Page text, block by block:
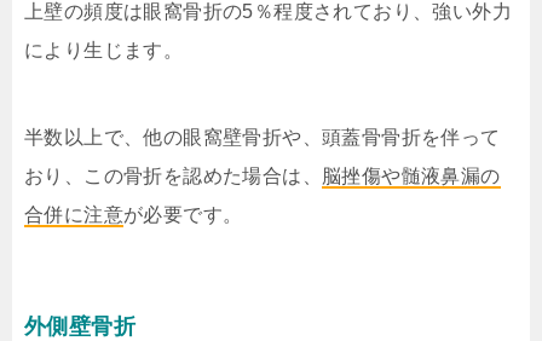
上壁の頻度は眼窩骨折の5％程度されており、強い外力
により生じます。
半数以上で、他の眼窩壁骨折や、頭蓋骨骨折を伴って
おり、この骨折を認めた場合は、
脳挫傷や髄液鼻漏の
合併に注意が必要です。
外側壁骨折